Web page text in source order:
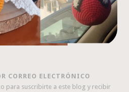
CORREO ELECTRÓNICO
para suscribirte a este blog y recibir